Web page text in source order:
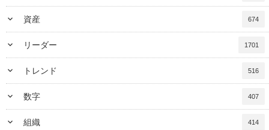
keyboard_arrow_down 資産 674
keyboard_arrow_down リーダー 1701
keyboard_arrow_down トレンド 516
keyboard_arrow_down 数字 407
keyboard_arrow_down 組織 414